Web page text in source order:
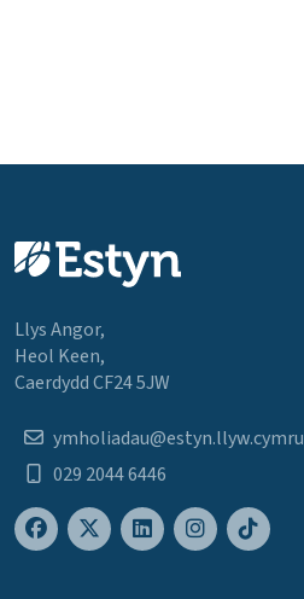
Llys Angor,
Heol Keen,
Caerdydd CF24 5JW
ymholiadau@estyn.llyw.cymru
029 2044 6446